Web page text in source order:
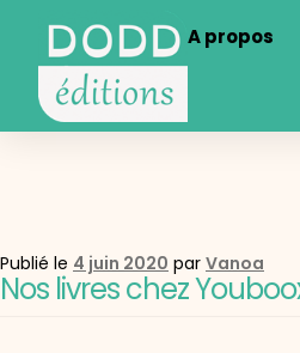
A propos
Publié le 4 juin 2020 par Vanoa
Nos livres chez